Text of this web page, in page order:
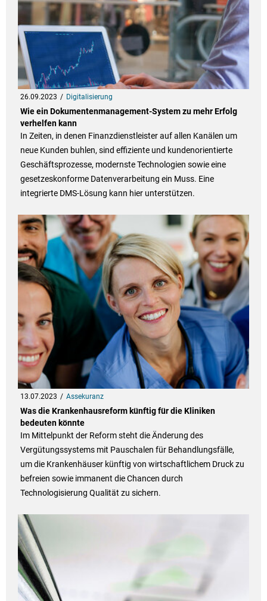
26.09.2023 Digitalisierung
Wie ein Dokumentenmanagement-System zu mehr Erfolg
verhelfen kann
In Zeiten, in denen Finanzdienstleister auf allen Kanälen um
neue Kunden buhlen, sind effiziente und kundenorientierte
Geschäftsprozesse, modernste Technologien sowie eine
gesetzeskonforme Datenverarbeitung ein Muss. Eine
integrierte DMS-Lösung kann hier unterstützen.
13.07.2023 Assekuranz
Was die Krankenhausreform künftig für die Kliniken
bedeuten könnte
Im Mittelpunkt der Reform steht die Änderung des
Vergütungssystems mit Pauschalen für Behandlungsfälle,
um die Krankenhäuser künftig von wirtschaftlichem Druck zu
befreien sowie immanent die Chancen durch
Technologisierung Qualität zu sichern.